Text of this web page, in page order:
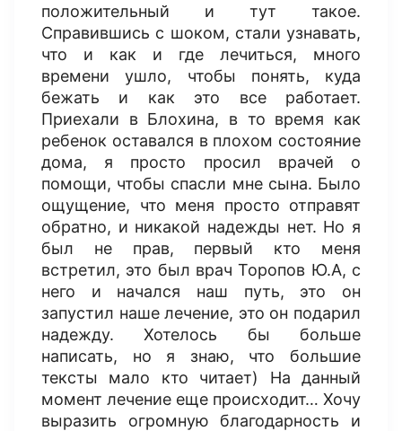
положительный и тут такое.
Справившись с шоком, стали узнавать,
что и как и где лечиться, много
времени ушло, чтобы понять, куда
бежать и как это все работает.
Приехали в Блохина, в то время как
ребенок оставался в плохом состояние
дома, я просто просил врачей о
помощи, чтобы спасли мне сына. Было
ощущение, что меня просто отправят
обратно, и никакой надежды нет. Но я
был не прав, первый кто меня
встретил, это был врач Торопов Ю.А, с
него и начался наш путь, это он
запустил наше лечение, это он подарил
надежду. Хотелось бы больше
написать, но я знаю, что большие
тексты мало кто читает) На данный
момент лечение еще происходит… Хочу
выразить огромную благодарность и